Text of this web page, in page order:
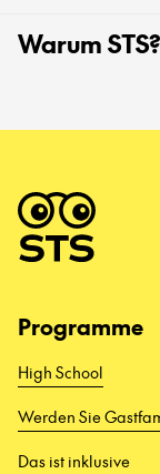
Warum STS?
Programme
High School
Werden Sie
Das ist inklusive